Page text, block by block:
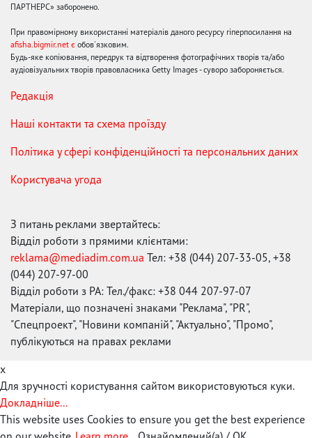
ПАРТНЕРС» заборонено.
При правомірному використанні матеріалів даного ресурсу гіперпосилання на
afisha.bigmir.net є обов'язковим.
Будь-яке копіювання, передрук та відтворення фотографічних творів та/або
аудіовізуальних творів правовласника Getty Images - суворо забороняється.
Редакція
Наші контакти та схема проїзду
Політика у сфері конфіденційності та персональних даних
Користувача угода
З питань реклами звертайтесь:
Відділ роботи з прямими клієнтами:
reklama@mediadim.com.ua Тел: +38 (044) 207-33-05, +38
(044) 207-97-00
Відділ роботи з РА: Тел./факс: +38 044 207-97-07
Матеріали, що позначені знаками "Реклама", "PR",
"Спецпроект", "Новини компаній", "Актуально", "Промо",
публікуються на правах реклами
x
Для зручності користування сайтом використовуються куки.
Докладніше...
This website uses Cookies to ensure you get the best experience